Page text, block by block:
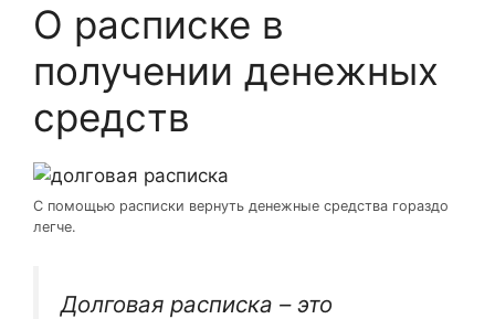
О расписке в
получении денежных
средств
С помощью расписки вернуть денежные средства гораздо
легче.
Долговая расписка – это